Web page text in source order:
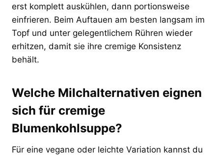
erst komplett auskühlen, dann portionsweise
einfrieren. Beim Auftauen am besten langsam im
Topf und unter gelegentlichem Rühren wieder
erhitzen, damit sie ihre cremige Konsistenz
behält.
Welche Milchalternativen eignen
sich für cremige
Blumenkohlsuppe?
Für eine vegane oder leichte Variation kannst du